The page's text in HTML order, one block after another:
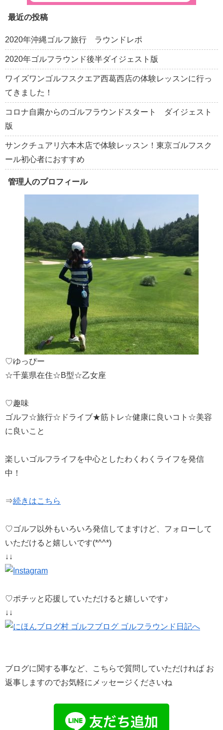
最近の投稿
2020年沖縄ゴルフ旅行 ラウンドレポ
2020年ゴルフラウンド後半ダイジェスト版
ワイズワンゴルフスクエア西葛西店の体験レッスンに行っ
てきました！
コロナ自粛からのゴルフラウンドスタート ダイジェスト
版
サンクチュアリ六本木店で体験レッスン！東京ゴルフスク
ール初心者におすすめ
管理人のプロフィール
♡ゆっぴー
☆千葉県在住☆B型☆乙女座
♡趣味
ゴルフ☆旅行☆ドライブ★筋トレ☆健康に良いコト☆美容
に良いこと
楽しいゴルフライフを中心としたわくわくライフを発信
中！
⇒続きはこちら
♡ゴルフ以外もいろいろ発信してますけど、フォローして
いただけると嬉しいです(*^^*)
↓↓
♡ポチッと応援していただけると嬉しいです♪
↓↓
ブログに関する事など、こちらで質問していただければ お
返事しますのでお気軽にメッセージくださいね